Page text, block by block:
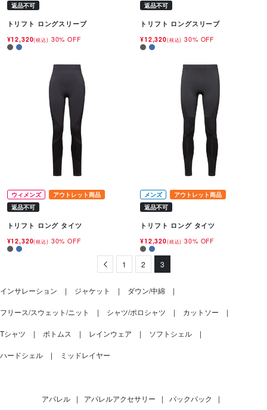
返品不可
トリフト ロングスリーブ
¥12,320(税込) 30% OFF
返品不可
トリフト ロングスリーブ
¥12,320(税込) 30% OFF
ウィメンズ
アウトレット商品
返品不可
トリフト ロング タイツ
¥12,320(税込) 30% OFF
メンズ
アウトレット商品
返品不可
トリフト ロング タイツ
¥12,320(税込) 30% OFF
Previous
1 2 3
インサレーション ジャケット ダウン/中綿
フリース/スウェット/ニット シャツ/ポロシャツ カットソー
Tシャツ ボトムス レインウェア ソフトシェル
ハードシェル ミッドレイヤー
アパレル | アパレルアクセサリー | バックパック
|